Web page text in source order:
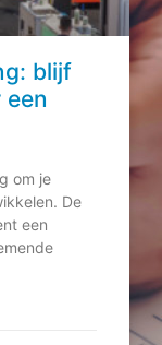
blijf
om je
De
een